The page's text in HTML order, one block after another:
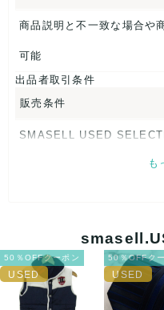
商品説明と不一致な場合や
可能
出品者取引条件
販売条件
SMASELL USED
画像ダウンロードなので、
ネコポスの場合は日時指定
ませ。
も
50％OFFクーポン 50％OFFク